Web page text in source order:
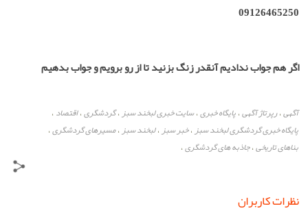
09126465250
اگر هم جواب ندادیم آنقدر زنگ بزنید تا از رو برویم و جواب بدهیم
آگهی،رپرتاژ آگهی،پایگاه خبری،سایت خبری لبخند سبز،گردشگری،اقتصاد ،
پایگاه خبری گردشگری لبخند سبز،خبر سبز،لبخند سبز،مسیرهای گردشگری،
بناهای تاریخی،جاذبه های گردشگری،
نظرات کاربران